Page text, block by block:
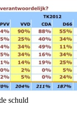
schuld